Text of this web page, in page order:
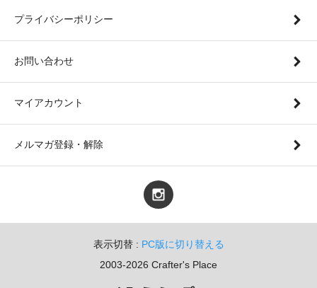
プライバシーポリシー
お問い合わせ
マイアカウント
メルマガ登録・解除
表示切替 : PC版に切り替える
2003-2026 Crafter's Place